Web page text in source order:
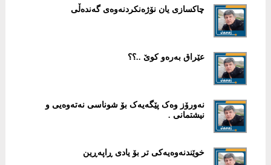
چاکسازی یان نۆژەنکردنەوەی گەندەڵی
عێراق بەرەو کوێ ..؟؟
نەورۆز وەک پێگەیەک بۆ شوناسی نەتەوەیی و
نیشتمانی .
خوێندنەوەیەکی تر بۆ یادی ڕاپەڕین